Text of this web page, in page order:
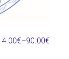
4.00€–90.00€